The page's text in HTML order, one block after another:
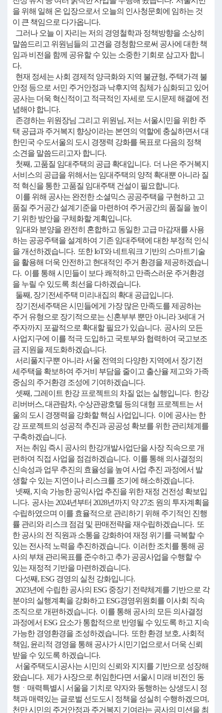
을 위해 일해 온 입장으로서 오늘의 인사청문회에 임하는 것
이 큰 책임으로 다가옵니다.
그러나 오늘 이 자리는 저의 경영철학과 정책방향을 소상히
말씀드리고 위원님들의 고견을 경청함으로써 공사에 대한 책
임과 비전을 함께 공유할 수 있는 소중한 기회로 삼고자 합니
다.
현재 정세는 사회 경제적 양극화와 지역 불균형, 주택가격 불
안정 등으로 서민 주거안정과 낙후지역 침체가 심화되고 있어
공사는 더욱 혁신적이고 적극적인 자세로 도시문제 해결에 전
념해야 합니다.
존경하는 위원장님 그리고 위원님, 저는 서울시민을 위한 주
택 공급과 주거복지 향상이라는 본연의 역할에 충실하면서 대
한민국 수도서울의 도시 경쟁력 강화를 목표로 다음의 정책
소견을 말씀드리고자 합니다.
첫째, 고품질 임대주택의 공급 확대입니다. 더 나은 주거복지
서비스의 공급을 위해서는 임대주택의 양적 확대뿐 아니라 질
적 혁신을 통한 고품질 임대주택 건설이 필요합니다.
이를 위해 공사는 완전한 소셜믹스 공공주택을 구현하고 고
품질 주거공간 설계기준을 마련하여 주거공간의 품질을 높이
기 위한 방안을 구체화할 계획입니다.
임대와 분양을 완전히 혼합하고 동일한 고급 마감재를 사용
하는 공공주택을 설계하여 기존 임대주택에 대한 부정적 인식
을 개선하겠습니다. 또한 IoT와 네트워크 기반의 스마트기술
을 활용해 더욱 안전하고 현대적인 주거 환경을 제공하겠습니
다. 이를 통해 시민들이 보다 쾌적하고 만족스러운 주거환경
을 누릴 수 있도록 최선을 다하겠습니다.
둘째, 장기전세주택 미리내집의 확대 공급입니다.
장기전세주택은 시민들에게 가장 많은 만족도를 제공하는
주거 유형으로 장기적으로는 신혼부부 뿐만 아니라 3세대 거
주자까지 포괄적으로 확대할 필요가 있습니다. 공사의 모든
사업지구에 이를 적극 도입하고 국토부와 협력하여 국고보조
금 지원을 제도화하겠습니다.
서리풀지구뿐 아니라 서울 전역의 다양한 지역에서 장기전
세주택을 확보하여 주거비 부담을 줄이고 출산율 제고와 가족
중심의 주거환경 조성에 기여하겠습니다.
셋째, 그레이트 한강 프로젝트의 차질 없는 실행입니다. 한강
리버버스, 대관람차, 수상관광호텔 등의 대형 프로젝트는 서
울의 도시 경쟁력을 강화할 핵심 사업입니다. 이에 공사는 한
강 프로젝트의 성공적 추진과 공공성 확보를 위한 관리체계를
구축하겠습니다.
저는 취임 즉시 공사의 한강개발사업단을 사장 직속으로 개
편하여 직접 사업을 점검하겠습니다. 이를 통해 의사결정의
신속성과 업무 추진의 효율성을 높여 사업 추진 과정에서 발
생할 수 있는 지연이나 리스크를 조기에 해소하겠습니다.
넷째, 지속 가능한 공익사업 추진을 위한 재정 건전성 확보입
니다. 공사는 2024년부터 2028년까지 약 27조 원의 투자계획을
수립하였으며 이를 효율적으로 관리하기 위해 주기적인 진행
률 관리와 리스크 점검 및 판매전략을 재수립하겠습니다. 또
한 공사의 전 직원과 소통을 강화하여 재정 위기를 극복할 수
있는 전사적 노력을 추진하겠습니다. 이러한 조치를 통해 공
사의 부채 관리목표를 준수하고 추가 공공사업을 수행할 수
있는 재정적 기반을 마련하겠습니다.
다섯째, ESG 경영의 실천 강화입니다.
2023년에 수립한 공사의 ESG 중장기 전략체계를 기반으로 각
분야의 실행계획을 강화하고 ESG경영위원회를 이사회 직속
조직으로 개편하겠습니다. 이를 통해 공사의 모든 의사결정
과정에서 ESG 요소가 통합적으로 반영될 수 있도록 하고 지속
가능한 경영환경을 조성하겠습니다. 또한 환경 보호, 사회적
책임, 윤리적 경영을 통해 공사가 시민기업으로서 더욱 신뢰
받을 수 있도록 하겠습니다.
서울주택도시공사는 시민의 신뢰와 지지를 기반으로 성장해
왔습니다. 제가 사장으로 취임한다면 서울시 미래 비전인 동
행ㆍ매력특별시 서울을 기치로 약자와 동행하는 상생도시 정
책과 매력있는 글로벌 선도도시 정책을 성실히 수행하겠으며,
천만 시민의 주거안정과 주거복지 기여라는 공사의 미션을 최